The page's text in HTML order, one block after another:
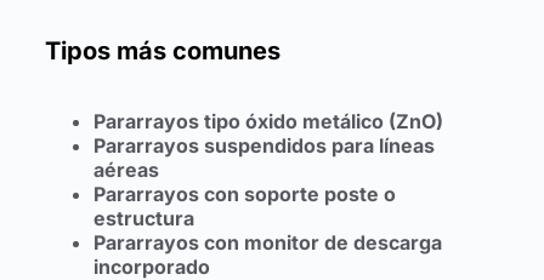
Tipos más comunes
Pararrayos tipo óxido metálico (ZnO)
Pararrayos suspendidos para líneas
aéreas
Pararrayos con soporte poste o
estructura
Pararrayos con monitor de descarga
incorporado